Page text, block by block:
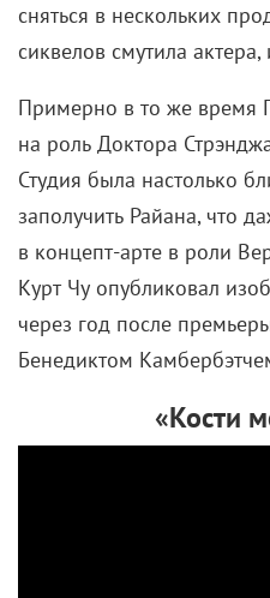
сняться в нескольких
сиквелов смутила актера,
Примерно в то же время
на роль Доктора
Студия была настолько
заполучить Райана, что
в концепт-арте в роли
Курт Чу опубликовал
через год после
Бенедиктом
«Кости